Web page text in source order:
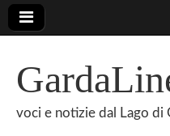
voci e notizie dal Lago di